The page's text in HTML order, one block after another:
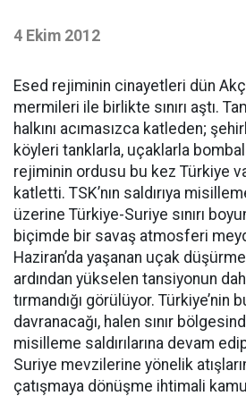
4 Ekim 2012
Esed rejiminin cinayetleri dün
mermileri ile birlikte sınırı aştı.
halkını acımasızca katleden;
köyleri tanklarla, uçaklarla
rejiminin ordusu bu kez Türkiye
katletti. TSK’nın saldırıya
üzerine Türkiye-Suriye sınırı
biçimde bir savaş atmosferi
Haziran’da yaşanan uçak
ardından yükselen tansiyonun
tırmandığı görülüyor. Türkiye’nin
davranacağı, halen sınır
misilleme saldırılarına devam
Suriye mevzilerine yönelik
çatışmaya dönüşme ihtimali